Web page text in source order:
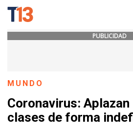
PUBLICIDAD
MUNDO
Coronavirus:
clases de forma